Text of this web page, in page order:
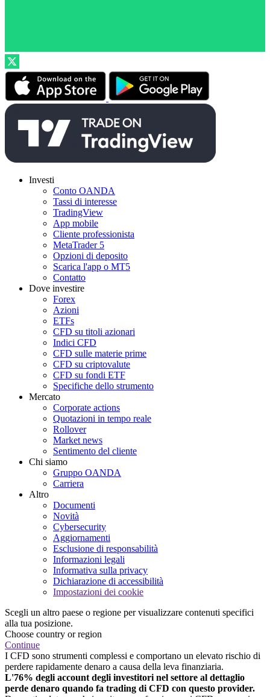
Investi
Conto OANDA
Tassi di interesse
TradingView
App mobile
Cliente professionista
MetaTrader 5
Opzioni di deposito
Scarica l'app o MT5
Contatto
Dove investire
Forex
Azioni
ETFs
CFD su titoli azionari
Indici CFD
CFD sulle materie prime
CFD su criptovalute
CFD su fondi ETF
Specifiche dello strumento
Mercato
Corporate actions
Quotazioni in tempo reale
Rollover
Market news
Sentimento del cliente
Chi siamo
Gruppo OANDA
Carriera
Altro
Documenti
Novità
Cybersecurity
Aggiornamenti
Esclusione di responsabilità
Informazioni legali
Informativa sulla privacy
Dichiarazione di accessibilità
Impostazioni dei cookie
Scegli un altro paese o regione per visualizzare contenuti specifici
alla tua posizione.
Choose country or region
Continue
I CFD sono strumenti complessi e comportano un elevato rischio di
perdere rapidamente denaro a causa della leva finanziaria.
L'76% degli account degli investitori nel settore al dettaglio
perde denaro quando fa trading di CFD con questo provider.